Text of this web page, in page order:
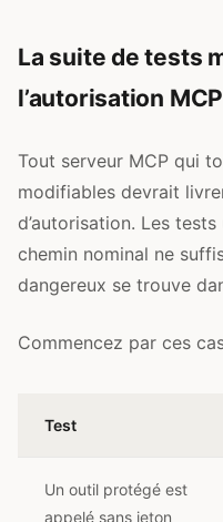
La suite de tests
l’autorisation MCP
Tout serveur MCP qui
modifiables devrait
d’autorisation. Les
chemin nominal ne
dangereux se trouve
Commencez par ces
Test
Un outil protégé est
appelé sans jeton